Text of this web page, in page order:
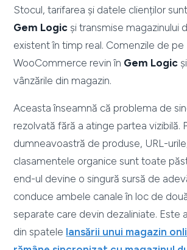
Stocul, tarifarea și datele clienților
Gem Logic și transmise magazinului
existent în timp real. Comenzile de pe
WooCommerce revin în Gem Logic
vânzările din magazin.
Aceasta înseamnă că problema de
rezolvată fără a atinge partea vizibilă.
dumneavoastră de produse, URL-
clasamentele organice sunt toate
end-ul devine o singură sursă de
conduce ambele canale în loc de
separate care devin dezaliniate. Este
din spatele lansării unui magazin